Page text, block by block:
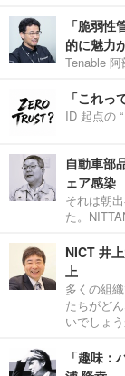
「脆弱
的に魅力
Tenable
「これ
ID 起点の
自動車部
ェア感染
それは朝
た。
NICT 井
上
多くの組
たちがど
いでしょ
「趣味